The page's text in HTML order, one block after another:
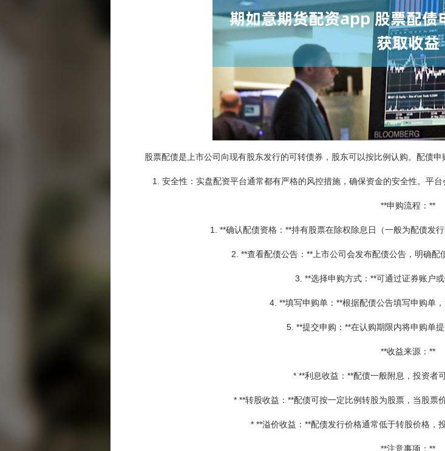
股票配债是上市公司向现有股东发行的可转债券，股东可以按比例认购。配债
1. 安全性：实盘配资平台通常都有严格的风控措施，确保资金的安全性。平
**申购流程：**
1. **确认配债资格：**持有股票在除权除息日（一般为配债发
2. **查看配债公告：**上市公司会发布配债公告，明确配
3. **选择申购方式：**可通过证券账户或
4. **填写申购单：**根据配债公告填写申购单
5. **提交申购：**在认购期限内将申购单提
**收益来源：**
* **利息收益：**配债一般附息，投资者
* **转股收益：**配债可按一定比例转股为股票，当股票
* **溢价收益：**配债发行价格通常低于转股价格，
**注意事项：**